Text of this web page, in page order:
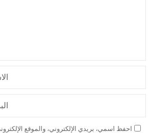
احفظ اسمي، بريدي الإلكتروني، والموقع